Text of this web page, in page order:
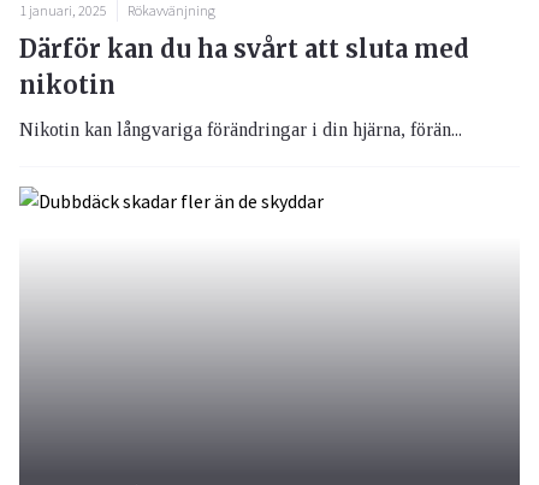
1 januari, 2025 Rökavvänjning
Därför kan du ha svårt att sluta med
nikotin
Nikotin kan långvariga förändringar i din hjärna, förän...